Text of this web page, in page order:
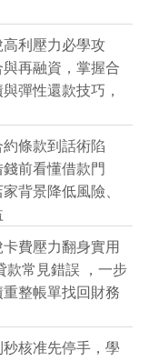
高利壓力必學攻
再融資，掌握合
彈性還款技巧，
約條款到話術陷
前看懂借款門
背景降低風險、
卡費壓力翻身實用
款常見錯誤 ，一步
整帳單找回財務
秒核准先停手，學